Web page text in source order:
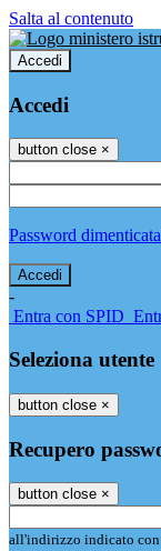
Salta al contenuto
Accedi
Accedi
button close ×
Password
-
Entra con SPID
Seleziona utente
button close ×
Recupero
button close ×
all'indirizzo indicato con